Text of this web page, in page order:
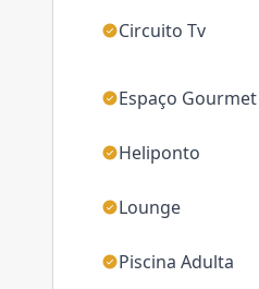
Circuito Tv
Espaço Gourmet
Heliponto
Lounge
Piscina Adulta